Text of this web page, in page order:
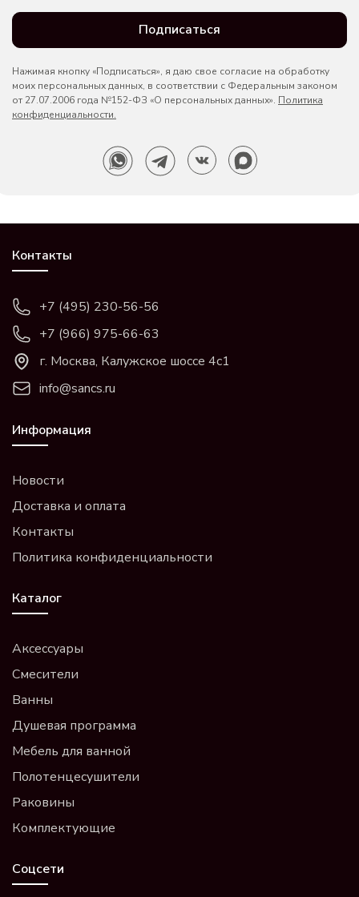
Подписаться
Нажимая кнопку «Подписаться», я даю свое согласие на обработку
моих персональных данных, в соответствии с Федеральным законом
от 27.07.2006 года №152-ФЗ «О персональных данных». Политика
конфиденциальности.
Контакты
+7 (495) 230-56-56
+7 (966) 975-66-63
г. Москва, Калужское шоссе 4с1
info@sancs.ru
Информация
Новости
Доставка и оплата
Контакты
Политика конфиденциальности
Каталог
Аксессуары
Смесители
Ванны
Душевая программа
Мебель для ванной
Полотенцесушители
Раковины
Комплектующие
Соцсети